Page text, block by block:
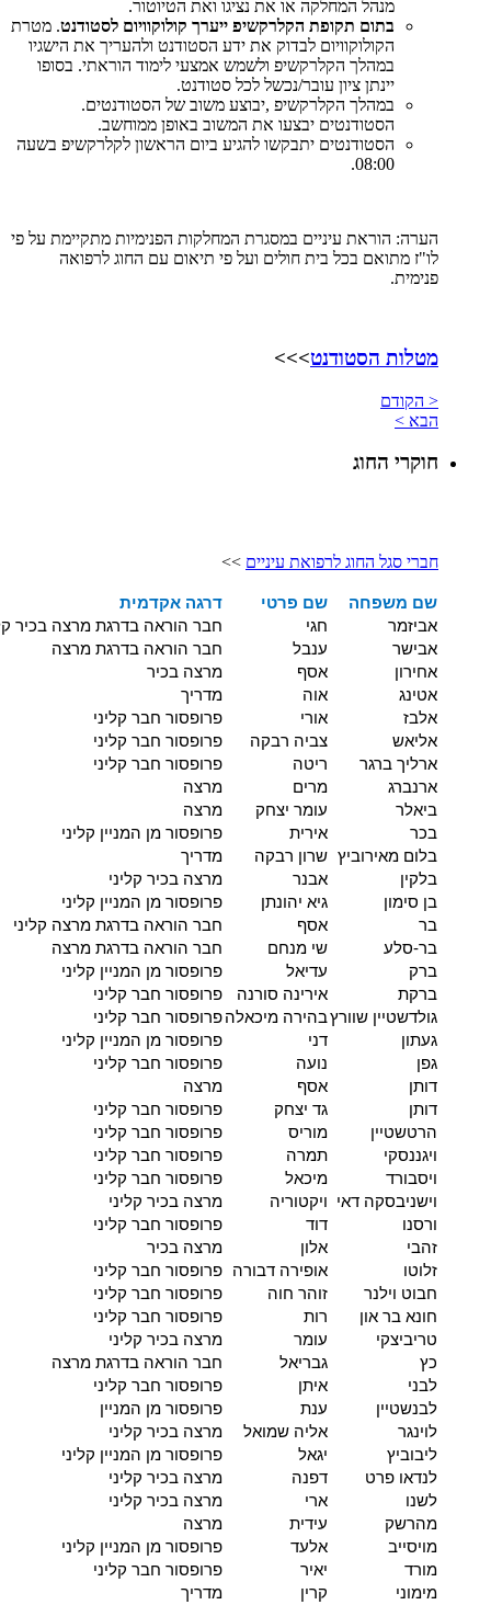
מנהל המחלקה או את נציגו ואת הטיוטור.
בתום תקופת הקלרקשיפ ייערך קולוקוויום לסטודנט. מטרת
הקולוקוויום לבדוק את ידע הסטודנט ולהעריך את הישגיו
במהלך הקלרקשיפ ולשמש אמצעי לימוד הוראתי. בסופו
יינתן ציון עובר/נכשל לכל סטודנט.
במהלך הקלרקשיפ ,יבוצע משוב של הסטודנטים.
הסטודנטים יבצעו את המשוב באופן ממוחשב.
הסטודנטים יתבקשו להגיע ביום הראשון לקלרקשיפ בשעה
08:00.
הערה: הוראת עיניים במסגרת המחלקות הפנימיות מתקיימת על פי
לו"ז מתואם בכל בית חולים ועל פי תיאום עם החוג לרפואה
פנימית.
מטלות הסטודנט>>>
< הקודם
הבא >
חוקרי החוג
חברי סגל החוג לרפואת עיניים >>
שם משפחה שם פרטי
דרגה אקדמית
אביזמר
חגי
חבר הוראה בדרגת מרצה בכיר
אבישר
ענבל
חבר הוראה בדרגת מרצה
אחירון
אסף
מרצה בכיר
אטינג
אוה
מדריך
אלבז
אורי
פרופסור חבר קליני
אליאש
צביה רבקה
פרופסור חבר קליני
ארליך ברגר
ריטה
פרופסור חבר קליני
ארנברג
מרים
מרצה
ביאלר
עומר יצחק
מרצה
בכר
אירית
פרופסור מן המניין קליני
בלום מאירוביץ שרון רבקה
מדריך
בלקין
אבנר
מרצה בכיר קליני
בן סימון
גיא יהונתן
פרופסור מן המניין קליני
בר
אסף
חבר הוראה בדרגת מרצה קליני
בר-סלע
שי מנחם
חבר הוראה בדרגת מרצה
ברק
עדיאל
פרופסור מן המניין קליני
ברקת
אירינה סורנה
פרופסור חבר קליני
גולדשטיין שוורץבהירה מיכאלהפרופסור חבר קליני
געתון
דני
פרופסור מן המניין קליני
גפן
נועה
פרופסור חבר קליני
דותן
אסף
מרצה
דותן
גד יצחק
פרופסור חבר קליני
הרטשטיין
מוריס
פרופסור חבר קליני
ויגננסקי
תמרה
פרופסור חבר קליני
ויסבורד
מיכאל
פרופסור חבר קליני
וישניבסקה דאי ויקטוריה
מרצה בכיר קליני
ורסנו
דוד
פרופסור חבר קליני
זהבי
אלון
מרצה בכיר
זלוטו
אופירה דבורה פרופסור חבר קליני
חבוט וילנר
זוהר חוה
פרופסור חבר קליני
חונא בר און
רות
פרופסור חבר קליני
טריביצקי
עומר
מרצה בכיר קליני
כץ
גבריאל
חבר הוראה בדרגת מרצה
לבני
איתן
פרופסור חבר קליני
לבנשטיין
ענת
פרופסור מן המניין
לוינגר
אליה שמואל
מרצה בכיר קליני
ליבוביץ
יגאל
פרופסור מן המניין קליני
לנדאו פרט
דפנה
מרצה בכיר קליני
לשנו
ארי
מרצה בכיר קליני
מהרשק
עידית
מרצה
מויסייב
אלעד
פרופסור מן המניין קליני
מורד
יאיר
פרופסור חבר קליני
מימוני
קרין
מדריך